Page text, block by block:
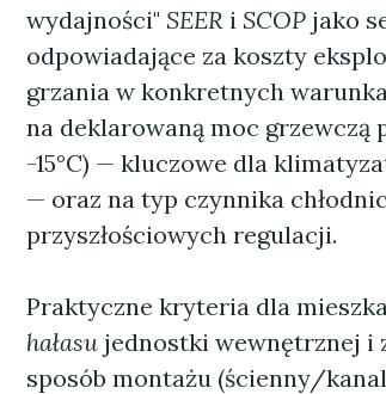
wydajności" SEER i SCOP jako
odpowiadające za koszty
grzania w konkretnych
na deklarowaną moc grzewczą
-15°C) — kluczowe dla
— oraz na typ czynnika
przyszłościowych regulacji.
Praktyczne kryteria dla
hałasu jednostki wewnętrznej i
sposób montażu (ścienny/